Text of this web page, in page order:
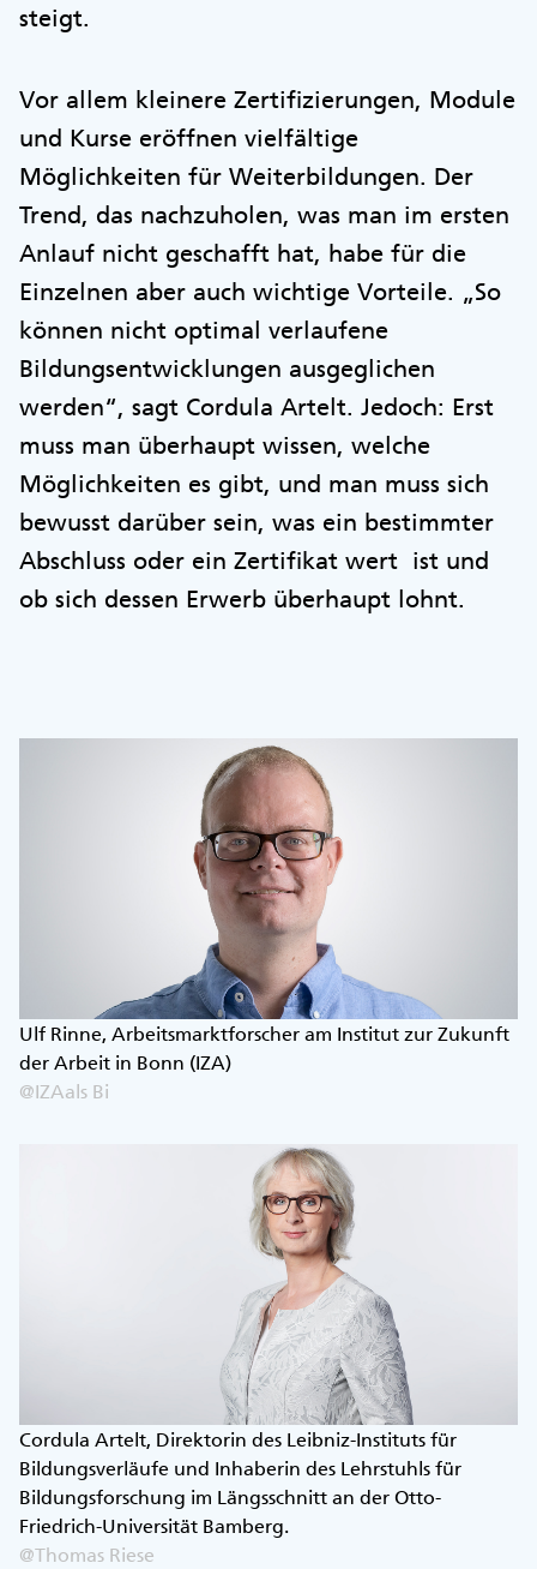
steigt.
Vor allem kleinere Zertifizierungen, Module
und Kurse eröffnen vielfältige
Möglichkeiten für Weiterbildungen. Der
Trend, das nachzuholen, was man im ersten
Anlauf nicht geschafft hat, habe für die
Einzelnen aber auch wichtige Vorteile. „So
können nicht optimal verlaufene
Bildungsentwicklungen ausgeglichen
werden“, sagt Cordula Artelt. Jedoch: Erst
muss man überhaupt wissen, welche
Möglichkeiten es gibt, und man muss sich
bewusst darüber sein, was ein bestimmter
Abschluss oder ein Zertifikat wert ist und
ob sich dessen Erwerb überhaupt lohnt.
Ulf Rinne, Arbeitsmarktforscher am Institut zur Zukunft
der Arbeit in Bonn (IZA)
@IZAals Bi
Cordula Artelt, Direktorin des Leibniz-Instituts für
Bildungsverläufe und Inhaberin des Lehrstuhls für
Bildungsforschung im Längsschnitt an der Otto-
Friedrich-Universität Bamberg.
@Thomas Riese